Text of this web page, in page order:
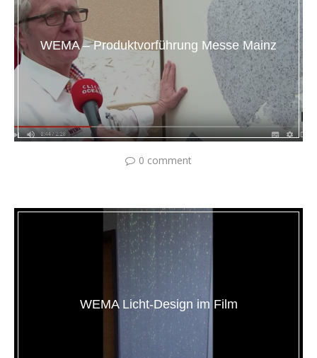
WEMA – Produktvorführung Messe Mainz
0 comment
WEMA Licht-Design im Film